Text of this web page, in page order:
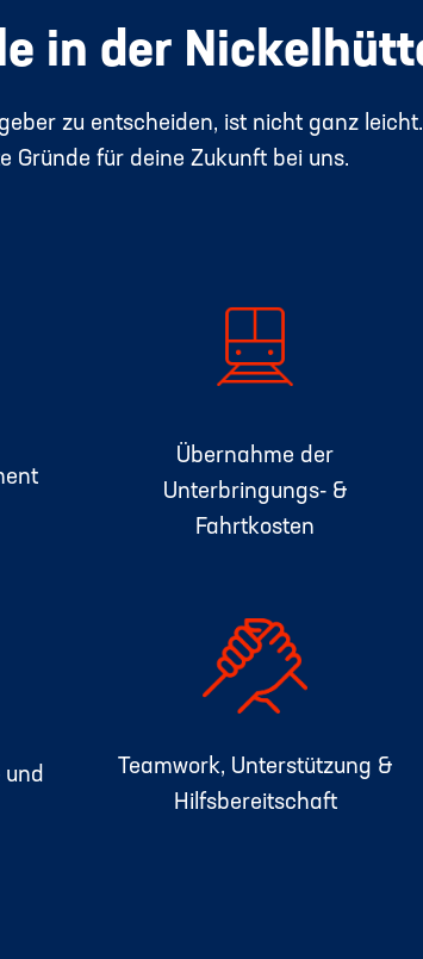
in der
zu entscheiden, ist nicht ganz leicht.
Gründe für deine Zukunft bei uns.
Übernahme der
Unterbringungs- &
Fahrtkosten
und
Teamwork, Unterstützung &
Hilfsbereitschaft